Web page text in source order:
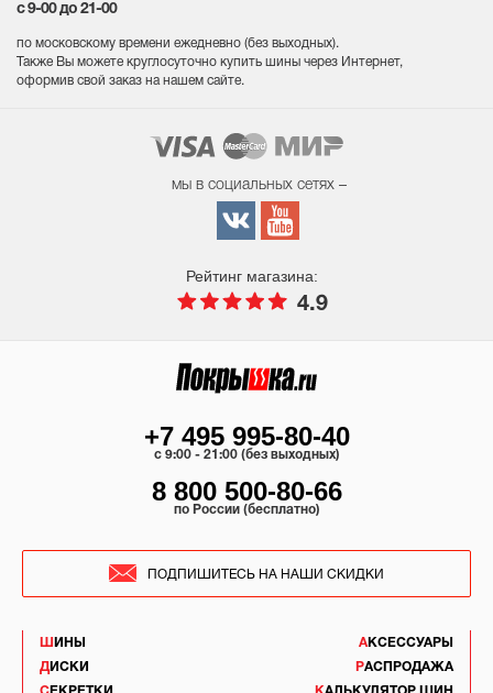
с 9-00 до 21-00
по московскому времени ежедневно (без выходных).
Также Вы можете круглосуточно купить шины через Интернет,
оформив свой заказ на нашем сайте.
мы в социальных сетях –
Рейтинг магазина:
4.9
ШИНЫ
ДИСКИ
АКСЕССУАРЫ
РАСПРОДАЖА
+7 495 995-80-40
c 9:00 - 21:00 (без выходных)
8 800 500-80-66
по России (бесплатно)
ПОДПИШИТЕСЬ НА НАШИ СКИДКИ